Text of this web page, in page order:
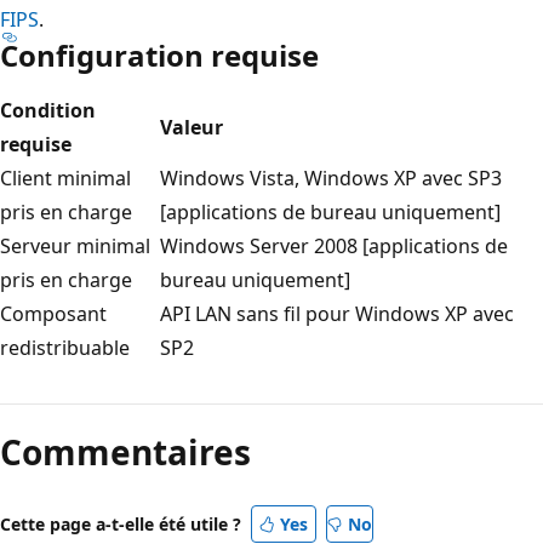
FIPS.
Configuration requise
Condition
requise
Valeur
Client minimal
pris en charge
Windows Vista, Windows XP avec SP3
[applications de bureau uniquement]
Serveur minimal
pris en charge
Windows Server 2008 [applications de
bureau uniquement]
Composant
redistribuable
API LAN sans fil pour Windows XP avec
SP2
lecture
désactivé
Commentaires
Cette page a-t-elle été utile ? Yes No